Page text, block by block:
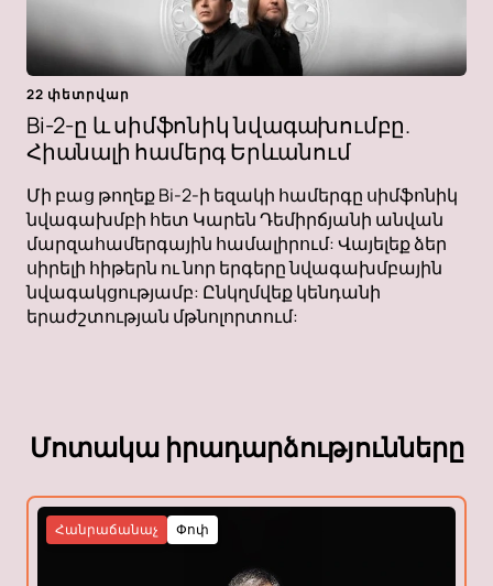
22 փետրվար
Bi-2-ը և սիմֆոնիկ նվագախումբը.
Հիանալի համերգ Երևանում
Մի բաց թողեք Bi-2-ի եզակի համերգը սիմֆոնիկ
նվագախմբի հետ Կարեն Դեմիրճյանի անվան
մարզահամերգային համալիրում: Վայելեք ձեր
սիրելի հիթերն ու նոր երգերը նվագախմբային
նվագակցությամբ: Ընկղմվեք կենդանի
երաժշտության մթնոլորտում:
Մոտակա իրադարձությունները
Փոփ
Հանրաճանաչ